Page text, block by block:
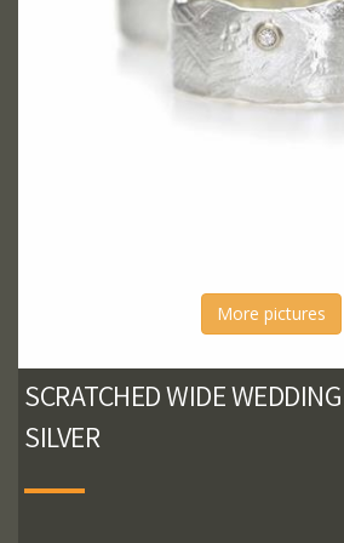
More pictures
SCRATCHED WIDE
SILVER